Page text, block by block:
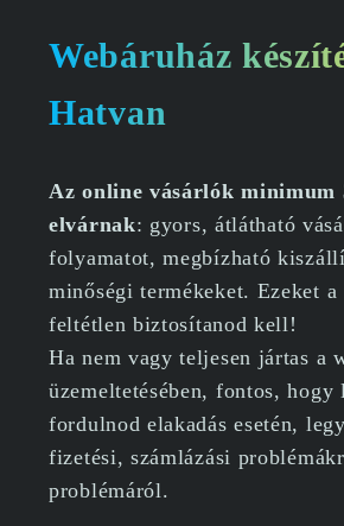
Webáruház
Hatvan
Az online vásárlók minimum
elvárnak: gyors, átlátható
folyamatot, megbízható
minőségi termékeket. Ezeket
feltétlen biztosítanod kell!
Ha nem vagy teljesen jártas a
üzemeltetésében, fontos, hogy
fordulnod elakadás esetén,
fizetési, számlázási
problémáról.